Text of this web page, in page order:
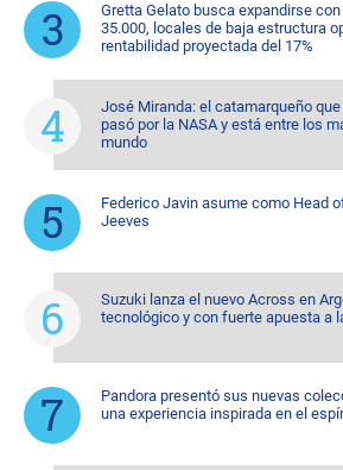
Gretta Gelato busca expandirse
35.000, locales de baja estructura
rentabilidad proyectada del 17%
José Miranda: el catamarqueño
pasó por la NASA y está entre los
mundo
Federico Javin asume como Head
Jeeves
Suzuki lanza el nuevo Across en
tecnológico y con fuerte apuesta a
Pandora presentó sus nuevas
una experiencia inspirada en el